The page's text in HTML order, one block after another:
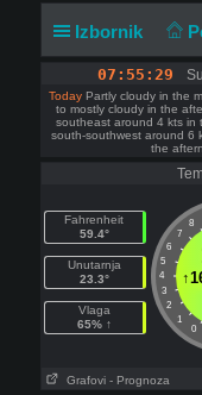
Izbornik
07:55:29
Today Partly cloudy in the
to mostly cloudy in the
southeast around 4 kts in
south-southwest around 6
the
Fahrenheit
59.4°
Unutarnja
23.3°
Vlaga
65% ↑
8
7
6
5
4
3
2
1
0
↑
Grafovi - Prognoza